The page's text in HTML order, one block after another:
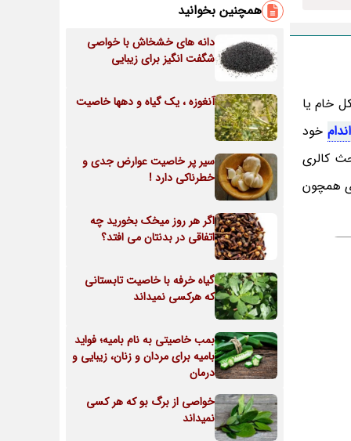
شکل خام یا
خود
کالری
همچون
همچنین بخوانید
دانه های خشخاش با خواصی
شگفت انگیز برای زیبایی
آنغوزه ، یک گیاه و دهها خاصیت
سیر پر خاصیت عوارض جدی و
خطرناکی دارد !
اگر هر روز میخک بخورید چه
اتفاقی در بدنتان می افتد؟
گیاه خرفه با خاصیت تابستانی
که هرکسی نمیداند
بمب خاصیتی به نام بامیه؛ فواید
بامیه برای مردان و زنان، زیبایی و
درمان
خواصی از برگ بو که هر کسی
نمیداند